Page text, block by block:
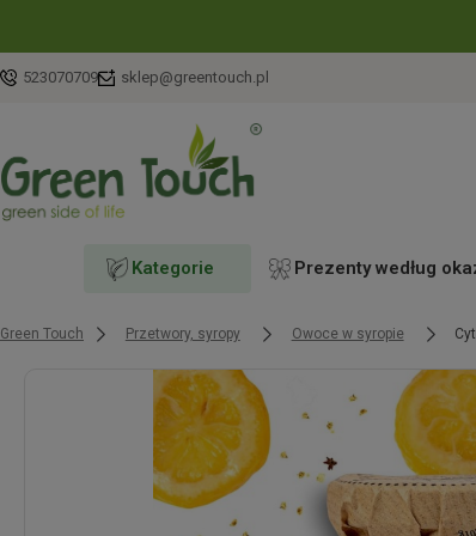
523070709 sklep@greentouch.pl
Kategorie Prezenty według
Green Touch Przetwory, syropy Owoce w syropie